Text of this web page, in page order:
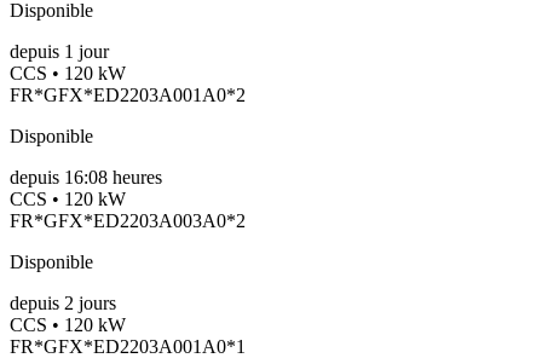
Disponible
depuis 1 jour
CCS • 120 kW
FR*GFX*ED2203A001A0*2
Disponible
depuis 16:08 heures
CCS • 120 kW
FR*GFX*ED2203A003A0*2
Disponible
depuis 2 jours
CCS • 120 kW
FR*GFX*ED2203A001A0*1